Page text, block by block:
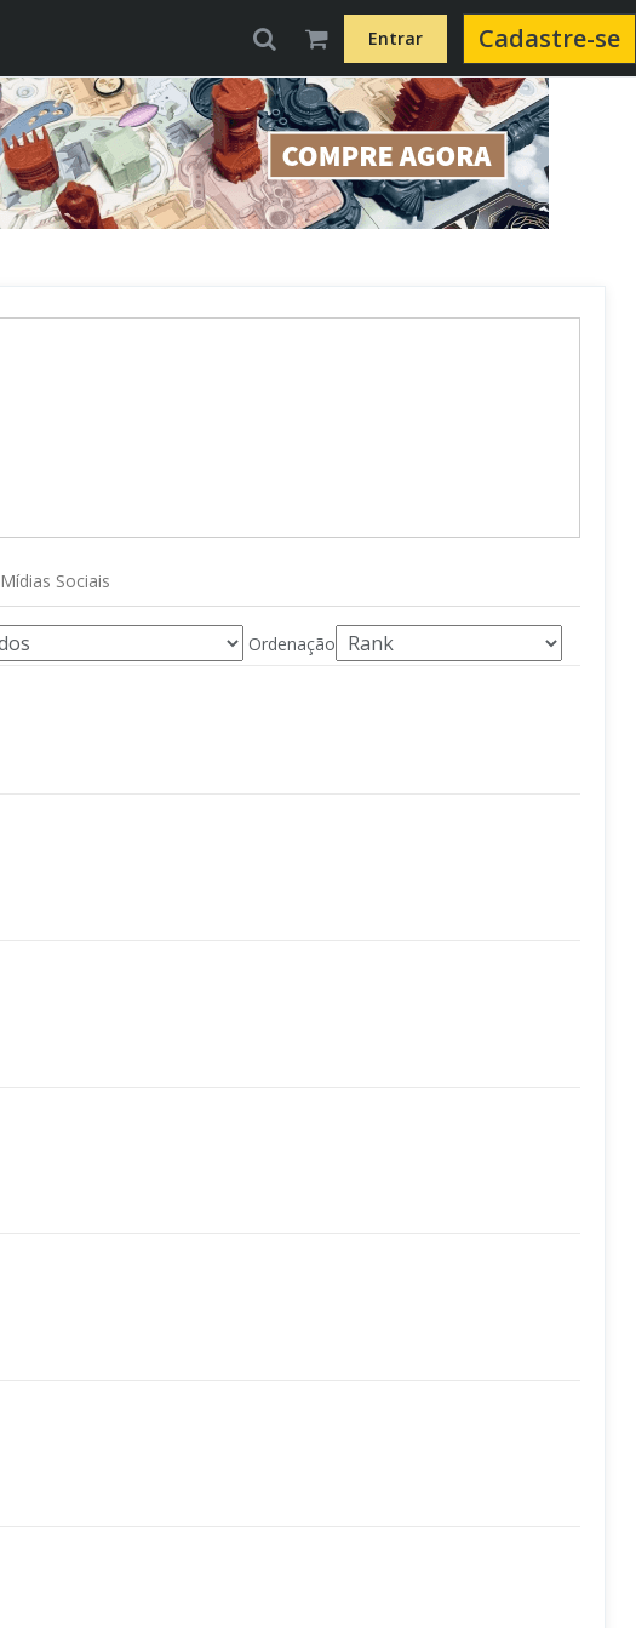
Entrar Cadastre-se
Mídias Sociais
Ordenação